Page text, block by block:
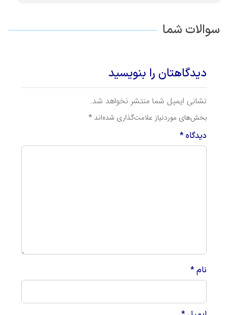
سوالات شما
دیدگاهتان را بنویسید
نشانی ایمیل شما منتشر نخواهد شد.
بخش‌های موردنیاز علامت‌گذاری شده‌اند *
دیدگاه*
نام*